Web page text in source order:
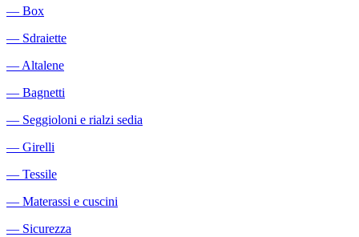
― Box
― Sdraiette
―Altalene
― Bagnetti
― Seggioloni e rialzi sedia
― Girelli
― Tessile
― Materassi e cuscini
― Sicurezza